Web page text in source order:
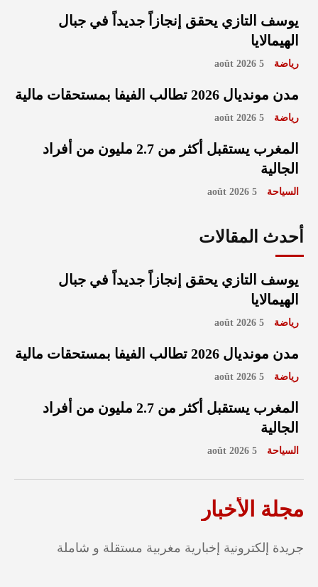
يوسف التازي يحقق إنجازاً جديداً في جبال
الهيمالايا
رياضة 5 août 2026
مدن مونديال 2026 تطالب الفيفا بمستحقات مالية
رياضة 5 août 2026
المغرب يستقبل أكثر من 2.7 مليون من أفراد
الجالية
السياحة 5 août 2026
أحدث المقالات
يوسف التازي يحقق إنجازاً جديداً في جبال
الهيمالايا
رياضة 5 août 2026
مدن مونديال 2026 تطالب الفيفا بمستحقات مالية
رياضة 5 août 2026
المغرب يستقبل أكثر من 2.7 مليون من أفراد
الجالية
السياحة 5 août 2026
مجلة الأخبار
جريدة إلكترونية إخبارية مغربية مستقلة و شاملة